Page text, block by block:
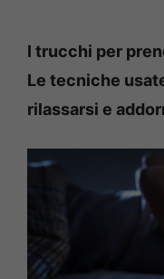
I trucchi per
Le tecniche
rilassarsi e